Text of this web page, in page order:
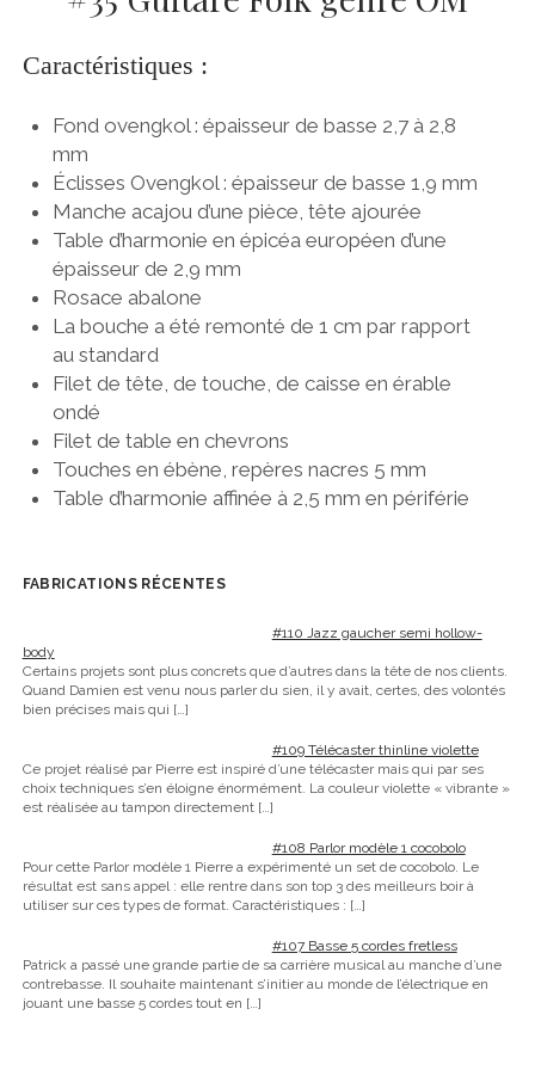
Caractéristiques :
Fond ovengkol : épaisseur de basse 2,7 à 2,8
mm
Éclisses Ovengkol : épaisseur de basse 1,9 mm
Manche acajou d’une pièce, tête ajourée
Table d’harmonie en épicéa européen d’une
épaisseur de 2,9 mm
Rosace abalone
La bouche a été remonté de 1 cm par rapport
au standard
Filet de tête, de touche, de caisse en érable
ondé
Filet de table en chevrons
Touches en ébène, repères nacres 5 mm
Table d’harmonie affinée à 2,5 mm en périférie
FABRICATIONS RÉCENTES
#110 Jazz gaucher semi hollow-
body
Certains projets sont plus concrets que d’autres dans la tête de nos clients.
Quand Damien est venu nous parler du sien, il y avait, certes, des volontés
bien précises mais qui […]
#109 Télécaster thinline violette
Ce projet réalisé par Pierre est inspiré d’une télécaster mais qui par ses
choix techniques s’en éloigne énormément. La couleur violette « vibrante »
est réalisée au tampon directement […]
#108 Parlor modèle 1 cocobolo
Pour cette Parlor modèle 1 Pierre a expérimenté un set de cocobolo. Le
résultat est sans appel : elle rentre dans son top 3 des meilleurs boir à
utiliser sur ces types de format. Caractéristiques : […]
#107 Basse 5 cordes fretless
Patrick a passé une grande partie de sa carrière musical au manche d’une
contrebasse. Il souhaite maintenant s’initier au monde de l’électrique en
jouant une basse 5 cordes tout en […]